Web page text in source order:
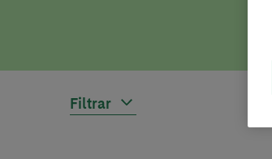
Filtrar